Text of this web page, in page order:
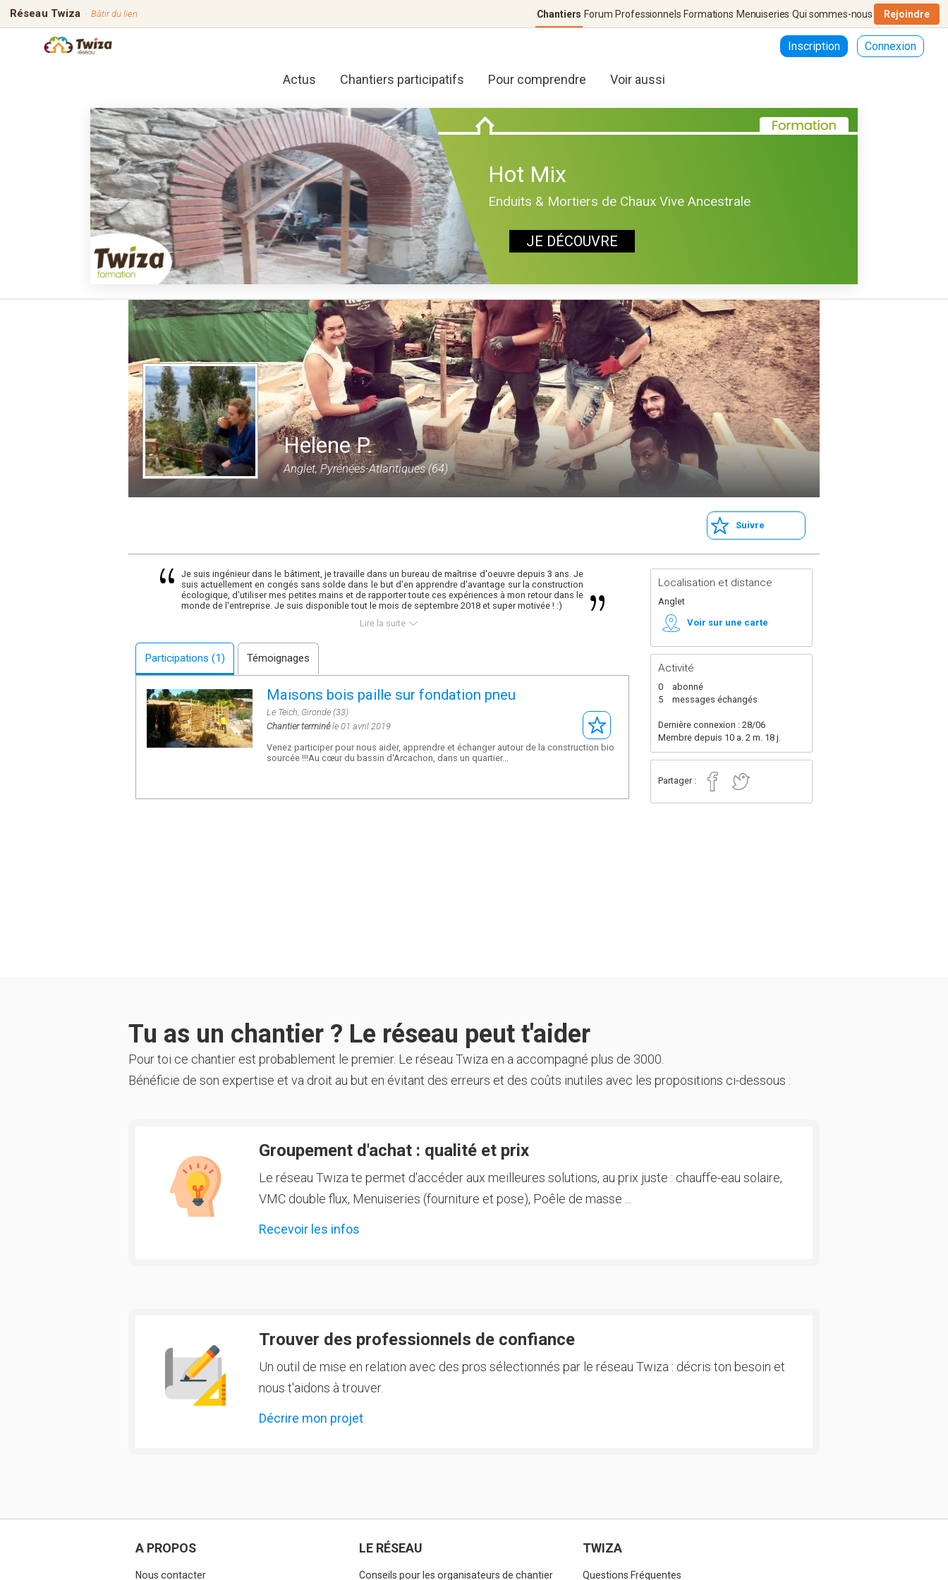
Réseau Twiza · Bâtir du lien Chantiers Forum Professionnels Formations Menuiseries Qui sommes-nous Rejoindre
Inscription Connexion
Actus Chantiers participatifs Pour comprendre Voir aussi
Hot Mix
Enduits & Mortiers de Chaux Vive Ancestrale
JE DÉCOUVRE
Helene P.
Anglet, Pyrénées-Atlantiques (64)
Suivre
Je suis ingénieur dans le bâtiment, je travaille dans un bureau de maîtrise d'oeuvre depuis 3 ans. Je
suis actuellement en congés sans solde dans le but d'en apprendre d'avantage sur la construction
écologique, d'utiliser mes petites mains et de rapporter toute ces expériences à mon retour dans le
monde de l'entreprise. Je suis disponible tout le mois de septembre 2018 et super motivée ! :)
Lire la suite
Localisation et distance
Anglet
Voir sur une carte
Activité
0
abonné
5
messages échangés
Dernière connexion : 28/06
Membre depuis 10 a. 2 m. 18 j.
Partager :
Participations (1) Témoignages
Maisons bois paille sur fondation pneu
Le Teich, Gironde (33)
Chantier terminéle 01 avril 2019
Venez participer pour nous aider, apprendre et échanger autour de la construction bio
sourcée !!!Au cœur du bassin d'Arcachon, dans un quartier...
Tu as un chantier ? Le réseau peut t'aider
Pour toi ce chantier est probablement le premier. Le réseau Twiza en a accompagné plus de 3000.
Bénéficie de son expertise et va droit au but en évitant des erreurs et des coûts inutiles avec les propositions ci-dessous :
Groupement d'achat : qualité et prix
Le réseau Twiza te permet d'accéder aux meilleures solutions, au prix juste : chauffe-eau solaire,
VMC double flux, Menuiseries (fourniture et pose), Poêle de masse ...
Recevoir les infos
Trouver des professionnels de confiance
Un outil de mise en relation avec des pros sélectionnés par le réseau Twiza : décris ton besoin et
nous t'aidons à trouver.
Décrire mon projet
A PROPOS
Nous contacter
LE RÉSEAU
Conseils pour les organisateurs de chantier
TWIZA
Questions Fréquentes